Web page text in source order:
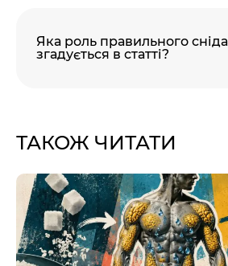
Яка роль правильного
згадується в статті?
ТАКОЖ ЧИТАТИ